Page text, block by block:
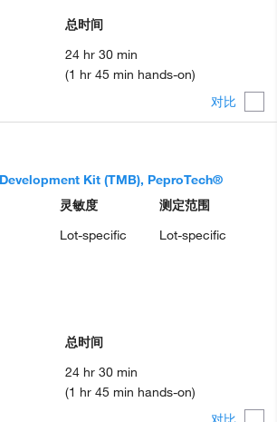
对比
总时间
24 hr 30 min
(1 hr 45 min hands-on)
Kit (TMB), PeproTech®
灵敏度
Lot-specific
测定范围
Lot-specific
总时间
24 hr 30 min
(1 hr 45 min hands-on)